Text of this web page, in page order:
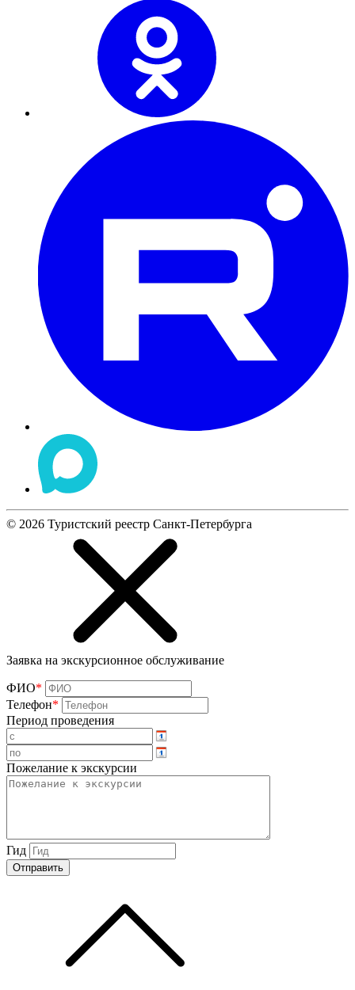
© 2026 Туристский реестр Санкт-Петербурга
Заявка на экскурсионное обслуживание
ФИО*
Телефон*
Период проведения
Пожелание к экскурсии
Гид